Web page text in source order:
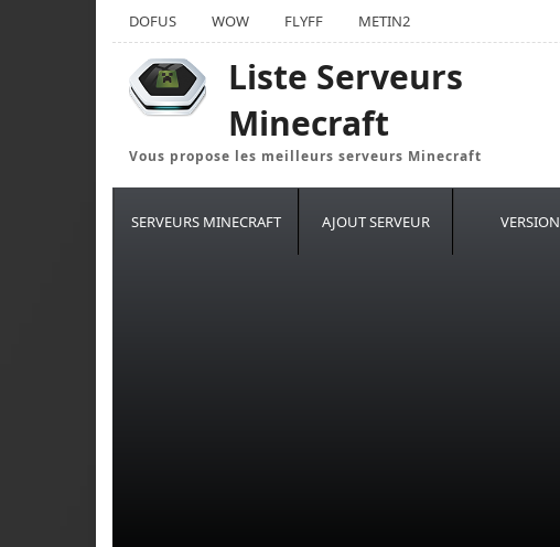
DOFUS WOW FLYFF METIN2
Liste Serveurs
Minecraft
Vous propose les meilleurs serveurs Minecraft
SERVEURS MINECRAFT AJOUT SERVEUR VERSION